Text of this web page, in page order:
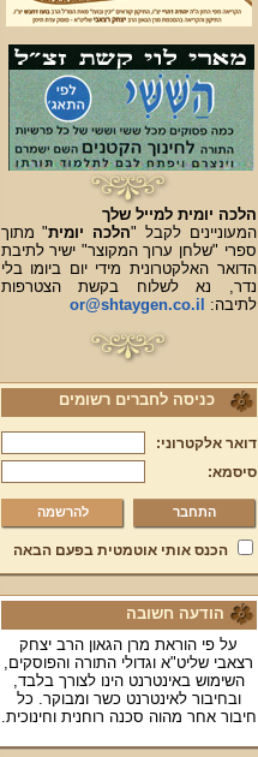
הלכה יומית למייל שלך
המעוניינים לקבל "הלכה יומית" מתוך
ספרי "שלחן ערוך המקוצר" ישיר לתיבת
הדואר האלקטרונית מידי יום ביומו בלי
נדר, נא לשלוח בקשת הצטרפות
לתיבה:
or@shtaygen.co.il
כניסה לחברים רשומים
דואר אלקטרוני:
סיסמא:
להרשמה
הכנס אותי אוטמטית בפעם הבאה
הודעה חשובה
על פי הוראת מרן הגאון הרב יצחק
רצאבי שליט"א וגדולי התורה והפוסקים,
השימוש באינטרנט הינו לצורך בלבד,
ובחיבור לאינטרנט כשר ומבוקר. כל
חיבור אחר מהוה סכנה רוחנית וחינוכית.